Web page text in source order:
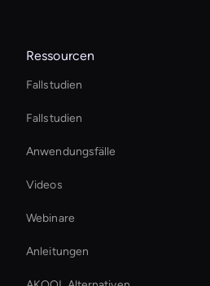
Ressourcen
Fallstudien
Fallstudien
Anwendungsfälle
Videos
Webinare
Anleitungen